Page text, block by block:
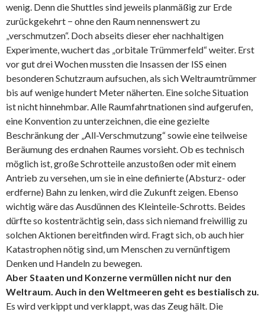
wenig. Denn die Shuttles sind jeweils planmäßig zur Erde
zurückgekehrt − ohne den Raum nennenswert zu
„verschmutzen“. Doch abseits dieser eher nachhaltigen
Experimente, wuchert das „orbitale Trümmerfeld“ weiter. Erst
vor gut drei Wochen mussten die Insassen der ISS einen
besonderen Schutzraum aufsuchen, als sich Weltraumtrümmer
bis auf wenige hundert Meter näherten. Eine solche Situation
ist nicht hinnehmbar. Alle Raumfahrtnationen sind aufgerufen,
eine Konvention zu unterzeichnen, die eine gezielte
Beschränkung der „All-Verschmutzung“ sowie eine teilweise
Beräumung des erdnahen Raumes vorsieht. Ob es technisch
möglich ist, große Schrotteile anzustoßen oder mit einem
Antrieb zu versehen, um sie in eine definierte (Absturz- oder
erdferne) Bahn zu lenken, wird die Zukunft zeigen. Ebenso
wichtig wäre das Ausdünnen des Kleinteile-Schrotts. Beides
dürfte so kostenträchtig sein, dass sich niemand freiwillig zu
solchen Aktionen bereitfinden wird. Fragt sich, ob auch hier
Katastrophen nötig sind, um Menschen zu vernünftigem
Denken und Handeln zu bewegen.
Aber Staaten und Konzerne vermüllen nicht nur den
Weltraum. Auch in den Weltmeeren geht es bestialisch zu.
Es wird verkippt und verklappt, was das Zeug hält. Die